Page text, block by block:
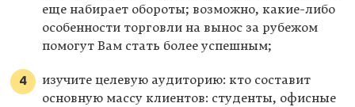
еще набирает обороты; возможно, какие-либо
особенности торговли на вынос за рубежом
помогут Вам стать более успешным;
изучите целевую аудиторию: кто составит
основную массу клиентов: студенты, офисные